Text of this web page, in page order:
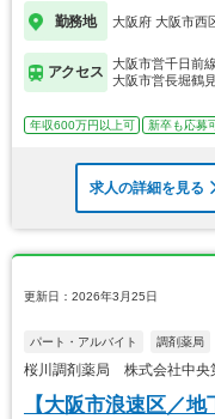
勤務地 大阪府 大阪市西
アクセス
大阪市営千日前
大阪市営長堀鶴
年収600万円以上可 新卒も応募
求人の詳細を見る
更新日：2026年3月25日
パート・アルバイト 調剤薬局
桜川調剤薬局 株式会社中央
【大阪市浪速区／